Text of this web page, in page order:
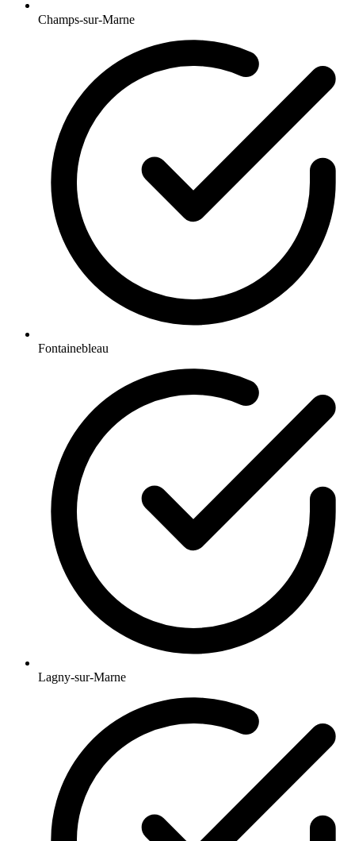
Champs-sur-Marne
Fontainebleau
Lagny-sur-Marne